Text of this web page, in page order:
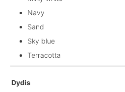
Navy
Sand
Sky blue
Terracotta
Dydis